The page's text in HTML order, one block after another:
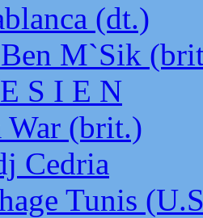
(dt.)
M`Sik
S I E N
War (brit.)
Cedria
Tunis